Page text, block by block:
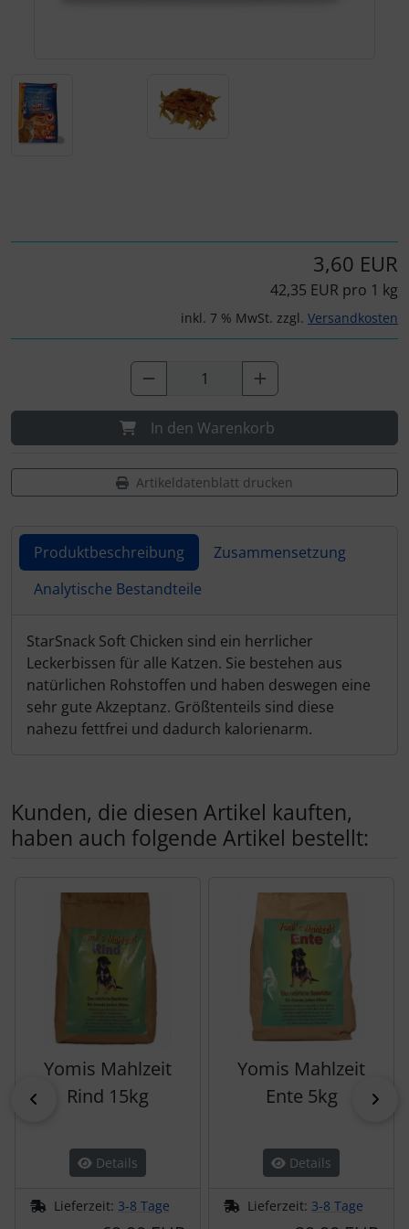
3,60 EUR
42,35 EUR pro 1 kg
inkl. 7 % MwSt. zzgl. Versandkosten
In den Warenkorb
Artikeldatenblatt drucken
Produktbeschreibung
Zusammensetzung
Analytische Bestandteile
Produktbeschreibung
StarSnack Soft Chicken sind ein herrlicher
Leckerbissen für alle Katzen. Sie bestehen aus
natürlichen Rohstoffen und haben deswegen eine
sehr gute Akzeptanz. Größtenteils sind diese
nahezu fettfrei und dadurch kalorienarm.
Kunden, die diesen Artikel kauften,
haben auch folgende Artikel bestellt:
zurück
Yomis Mahlzeit
Rind 15kg
Details
Lieferzeit: 3-8 Tage
Yomis Mahlzeit
Ente 5kg
Details
Lieferzeit: 3-8 Tage